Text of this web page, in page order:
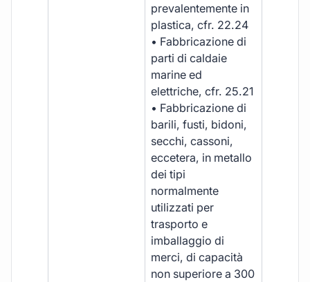
prevalentemente in
plastica, cfr. 22.24
• Fabbricazione di
parti di caldaie
marine ed
elettriche, cfr. 25.21
• Fabbricazione di
barili, fusti, bidoni,
secchi, cassoni,
eccetera, in metallo
dei tipi
normalmente
utilizzati per
trasporto e
imballaggio di
merci, di capacità
non superiore a 300